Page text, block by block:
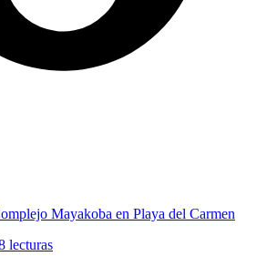
Mayakoba en Playa del Carmen
lecturas